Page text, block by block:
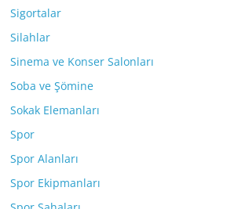
Sigortalar
Silahlar
Sinema ve Konser Salonları
Soba ve Şömine
Sokak Elemanları
Spor
Spor Alanları
Spor Ekipmanları